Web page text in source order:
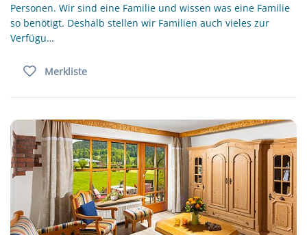
Personen. Wir sind eine Familie und wissen was eine Familie
so benötigt. Deshalb stellen wir Familien auch vieles zur
Verfügu…
Merkliste